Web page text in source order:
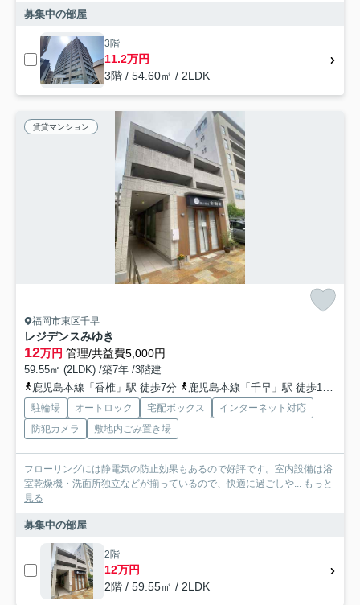
募集中の部屋
3階
11.2万円
3階 / 54.60㎡ / 2LDK
賃貸マンション
福岡市東区千早
レジデンスみゆき
12万円 管理/共益費5,000円
59.55㎡ (2LDK) /築7年 /3階建
鹿児島本線「香椎」駅 徒歩7分
鹿児島本線「千早」駅 徒歩14分
駐輪場 オートロック 宅配ボックス
インターネット対応
防犯カメラ
敷地内ごみ置き場
フローリングには静電気の防止効果もあるので好評です。室内設備は浴
室乾燥機・洗面所独立などが揃っているので、快適に過ごしや...
もっと
見る
募集中の部屋
2階
12万円
2階 / 59.55㎡ / 2LDK